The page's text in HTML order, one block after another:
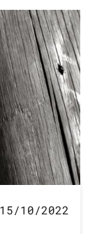
15/10/2022